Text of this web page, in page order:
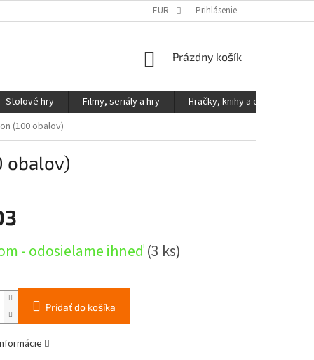
PODMIENKY OCHRANY OSOBNÝCH ÚDAJOV
EUR Prihlásenie
NÁKUPNÝ
Prázdny košík
Stolové hry Filmy, seriály a hry
Hračky, knihy a ostatné
(100 obalov)
obalov)
- odosielame ihneď(3 ks)
Pridať do košíka